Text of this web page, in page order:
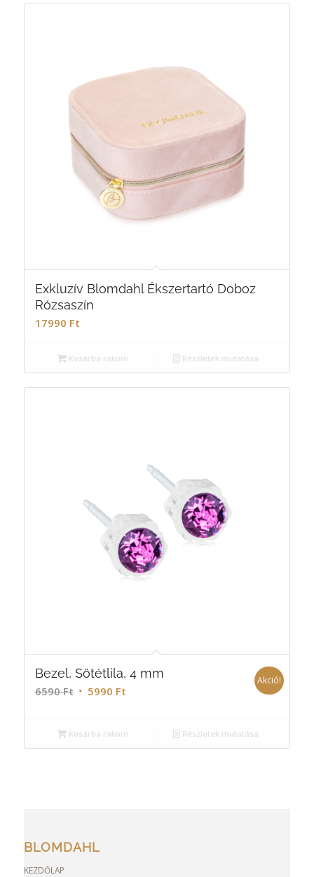
Exkluzív Blomdahl Ékszertartó Doboz
Rózsaszín
17990 Ft
Kosárba rakom Részletek mutatása
Bezel, Sötétlila, 4 mm
6590Ft 5990 Ft
Akció!
Kosárba rakom Részletek mutatása
BLOMDAHL
KEZDŐLAP